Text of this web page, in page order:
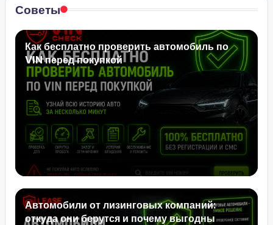
Советы
Как бесплатно проверить автомобиль по
VIN перед покупкой
Автомобили от лизинговых компаний:
откуда они берутся и почему выгодны